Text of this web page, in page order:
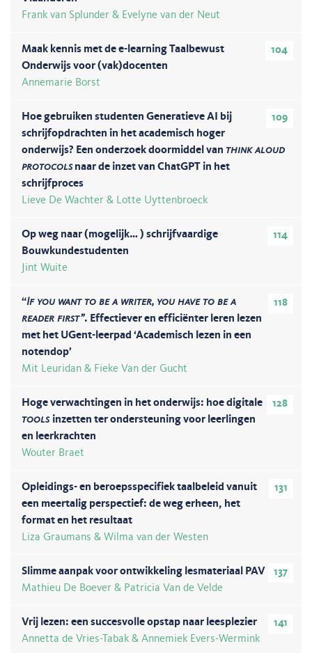
Frank van Splunder & Evelyne van der Neut
104
Maak kennis met de e-learning Taalbewust
Onderwijs voor (vak)docenten
Annemarie Borst
109
Hoe gebruiken studenten Generatieve AI bij
schrijfopdrachten in het academisch hoger
onderwijs? Een onderzoek doormiddel van think aloud
protocolsnaar de inzet van ChatGPT in het
schrijfproces
Lieve De Wachter & Lotte Uyttenbroeck
114
Op weg naar (mogelijk… ) schrijfvaardige
Bouwkundestudenten
Jint Wuite
118
“If you want to be a writer, you have to be a
reader first”. Effectiever en efficiënter leren lezen
met het UGent-leerpad ‘Academisch lezen in een
notendop’
Mit Leuridan & Fieke Van der Gucht
128
Hoge verwachtingen in het onderwijs: hoe digitale
tools inzetten ter ondersteuning voor leerlingen
en leerkrachten
Wouter Braet
131
Opleidings- en beroepsspecifiek taalbeleid vanuit
een meertalig perspectief: de weg erheen, het
format en het resultaat
Liza Graumans & Wilma van der Westen
137
Slimme aanpak voor ontwikkeling lesmateriaal PAV
Mathieu De Boever & Patricia Van de Velde
141
Vrij lezen: een succesvolle opstap naar leesplezier
Annetta de Vries-Tabak & Annemiek Evers-Wermink